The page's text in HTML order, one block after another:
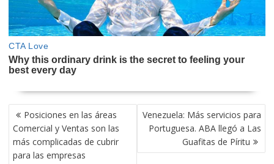
NAVEGACIÓN
DE
ENTRADAS
Posiciones en las áreas
Comercial y Ventas son las
más complicadas de cubrir
para las empresas
Venezuela: Más servicios para
Portuguesa. ABA llegó a Las
Guafitas de Píritu